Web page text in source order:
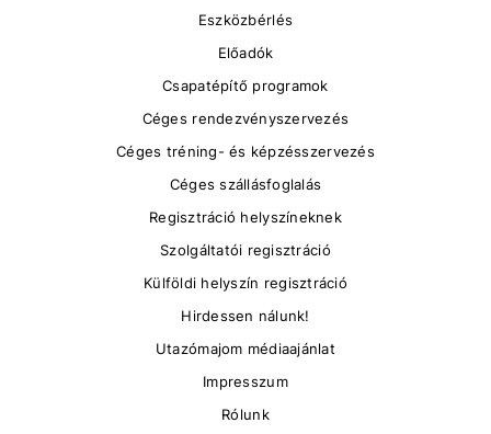
Eszközbérlés
Előadók
Csapatépítő programok
Céges rendezvényszervezés
Céges tréning- és képzésszervezés
Céges szállásfoglalás
Regisztráció helyszíneknek
Szolgáltatói regisztráció
Külföldi helyszín regisztráció
Hirdessen nálunk!
Utazómajom médiaajánlat
Impresszum
Rólunk